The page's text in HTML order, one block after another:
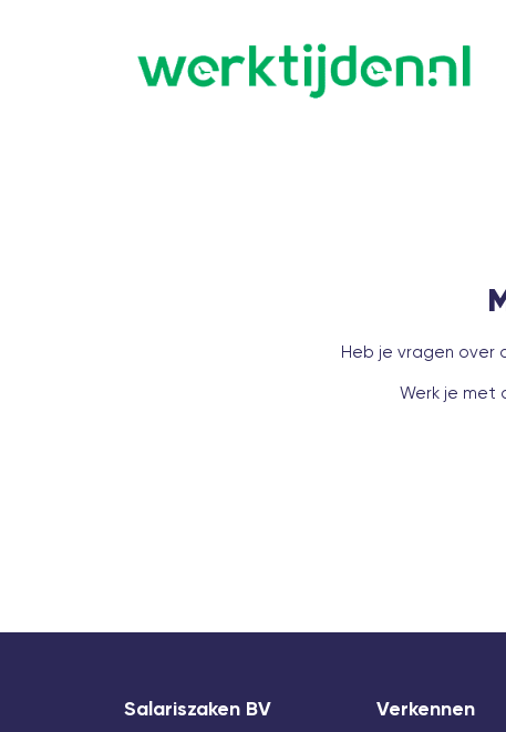
Heb je vragen over
Werk je met
Salariszaken BV Verkennen